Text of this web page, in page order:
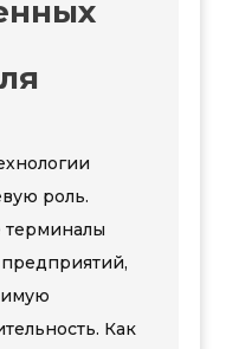
роль.
предприятий,
Как